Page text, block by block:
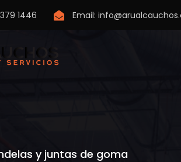
1446 Email:
y juntas de goma